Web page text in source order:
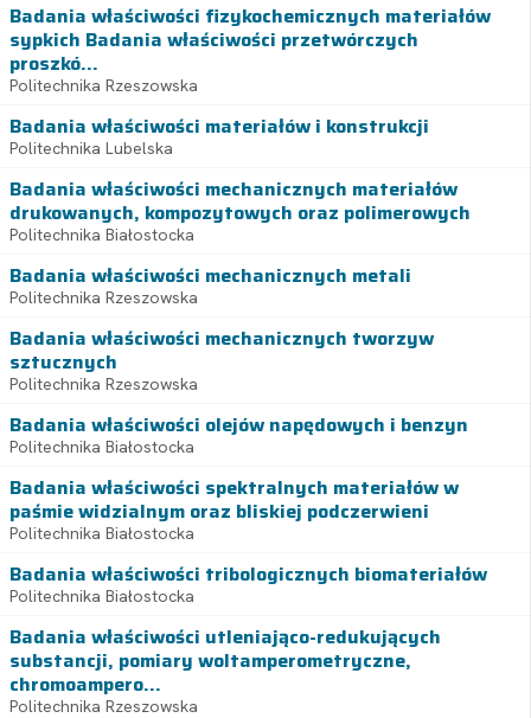
Badania właściwości fizykochemicznych materiałów
sypkich Badania właściwości przetwórczych
proszkó...
Politechnika Rzeszowska
Badania właściwości materiałów i konstrukcji
Politechnika Lubelska
Badania właściwości mechanicznych materiałów
drukowanych, kompozytowych oraz polimerowych
Politechnika Białostocka
Badania właściwości mechanicznych metali
Politechnika Rzeszowska
Badania właściwości mechanicznych tworzyw
sztucznych
Politechnika Rzeszowska
Badania właściwości olejów napędowych i benzyn
Politechnika Białostocka
Badania właściwości spektralnych materiałów w
paśmie widzialnym oraz bliskiej podczerwieni
Politechnika Białostocka
Badania właściwości tribologicznych biomateriałów
Politechnika Białostocka
Badania właściwości utleniająco-redukujących
substancji, pomiary woltamperometryczne,
chromoampero...
Politechnika Rzeszowska